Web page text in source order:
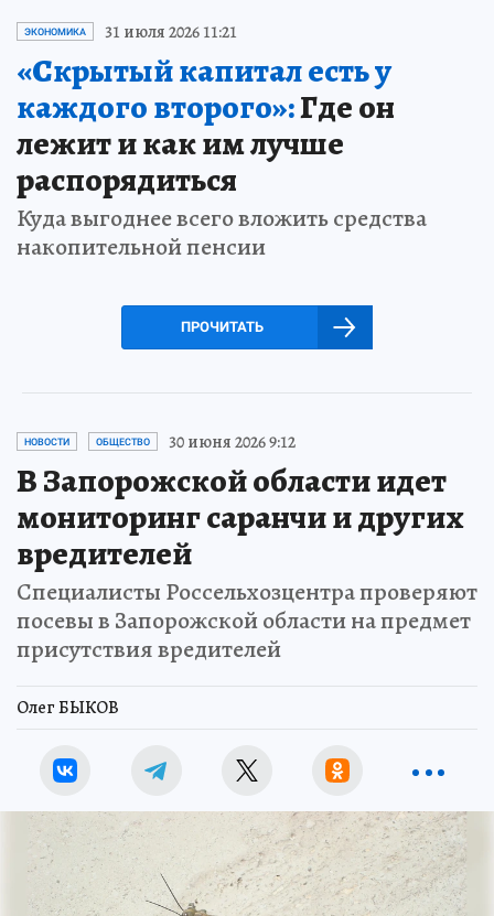
ЭКОНОМИКА 31 июля 2026 11:21
«Скрытый капитал есть у
каждого второго»:Где он
лежит и как им лучше
распорядиться
Куда выгоднее всего вложить средства
накопительной пенсии
ПРОЧИТАТЬ
НОВОСТИ ОБЩЕСТВО 30 июня 2026 9:12
В Запорожской области идет
мониторинг саранчи и других
вредителей
Специалисты Россельхозцентра проверяют
посевы в Запорожской области на предмет
присутствия вредителей
Олег БЫКОВ